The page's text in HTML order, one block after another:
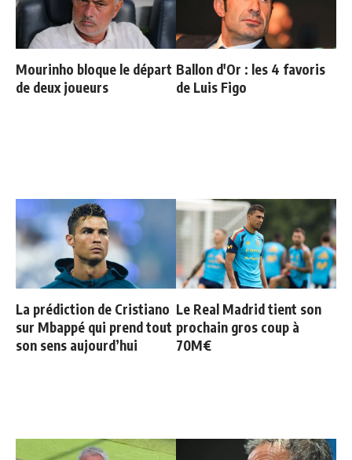
Mourinho bloque le départ
de deux joueurs
Ballon d'Or : les 4 favoris
de Luis Figo
La prédiction de Cristiano
sur Mbappé qui prend tout
son sens aujourd’hui
Le Real Madrid tient son
prochain gros coup à
70M€